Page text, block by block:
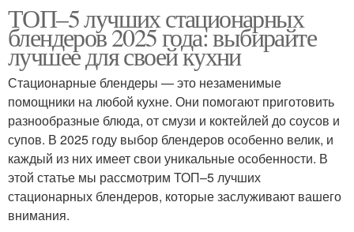
ТОП–5 лучших стационарных
блендеров 2025 года: выбирайте
лучшее для своей кухни
Стационарные блендеры — это незаменимые
помощники на любой кухне. Они помогают приготовить
разнообразные блюда, от смузи и коктейлей до соусов и
супов. В 2025 году выбор блендеров особенно велик, и
каждый из них имеет свои уникальные особенности. В
этой статье мы рассмотрим ТОП–5 лучших
стационарных блендеров, которые заслуживают вашего
внимания.